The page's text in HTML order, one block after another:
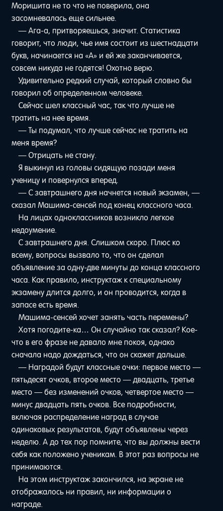
Моришита не то что не поверила, она
засомневалась еще сильнее.
— Ага-а, притворяешься, значит. Статистика
говорит, что люди, чье имя состоит из шестнадцати
букв, начинается на «А» и ей же заканчивается,
совсем никуда не годятся! Охотно верю.
Удивительно редкий случай, который словно бы
говорил об определенном человеке.
Сейчас шел классный час, так что лучше не
тратить на нее время.
— Ты подумал, что лучше сейчас не тратить на
меня время?
— Отрицать не стану.
Я выкинул из головы сидящую позади меня
ученицу и повернулся вперед.
— С завтрашнего дня начнется новый экзамен, —
сказал Машима-сенсей под конец классного часа.
На лицах одноклассников возникло легкое
недоумение.
С завтрашнего дня. Слишком скоро. Плюс ко
всему, вопросы вызвало то, что он сделал
объявление за одну-две минуты до конца классного
часа. Как правило, инструктаж к специальному
экзамену длится долго, и он проводится, когда в
запасе есть время.
Машима-сенсей хочет занять часть перемены?
Хотя погодите-ка… Он случайно так сказал? Кое-
что в его фразе не давало мне покоя, однако
сначала надо дождаться, что он скажет дальше.
— Наградой будут классные очки: первое место —
пятьдесят очков, второе место — двадцать, третье
место — без изменений очков, четвертое место —
минус двадцать пять очков. Все подробности,
включая распределение наград в случае
одинаковых результатов, будут объявлены через
неделю. А до тех пор помните, что вы должны вести
себя как положено ученикам. В этот раз вопросы не
принимаются.
На этом инструктаж закончился, на экране не
отображалось ни правил, ни информации о
награде.